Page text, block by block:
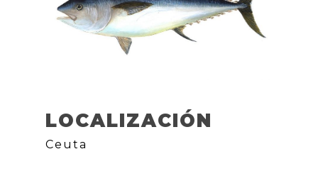
LOCALIZACIÓN
Ceuta